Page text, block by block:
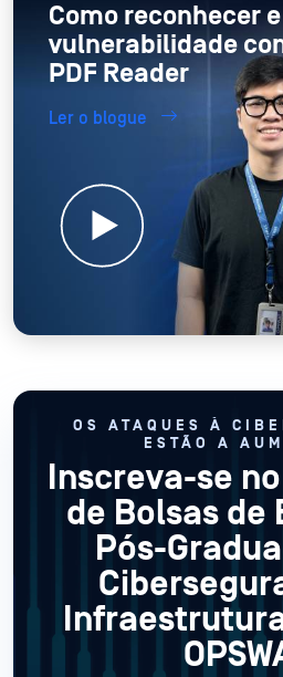
Como reconhecer
vulnerabilidade
PDF Reader
Ler o blogue
OS ATAQUES À
ESTÃO A
Inscreva-se
de Bolsas de
Pós-